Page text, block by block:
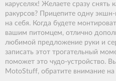
каруселях! Желаете сразу снять
ракурсов? Прицепите одну
на себя. Когда будете
вашим питомцем, отлично
любимой предложение руки и
записать этот трогательный
поможет это чудо-устройство.
MotoStuff, обратите внимание